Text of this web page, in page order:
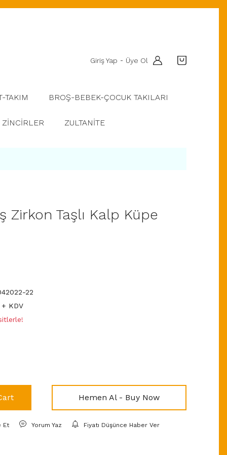
Giriş Yap - Üye Ol
TAKIM BROŞ-BEBEK-ÇOCUK TAKILARI
ZİNCİRLER ZULTANİTE
Zirkon Taşlı Kalp Küpe
22
+ KDV
Hemen Al - Buy Now
Et Yorum Yaz Fiyatı Düşünce Haber Ver